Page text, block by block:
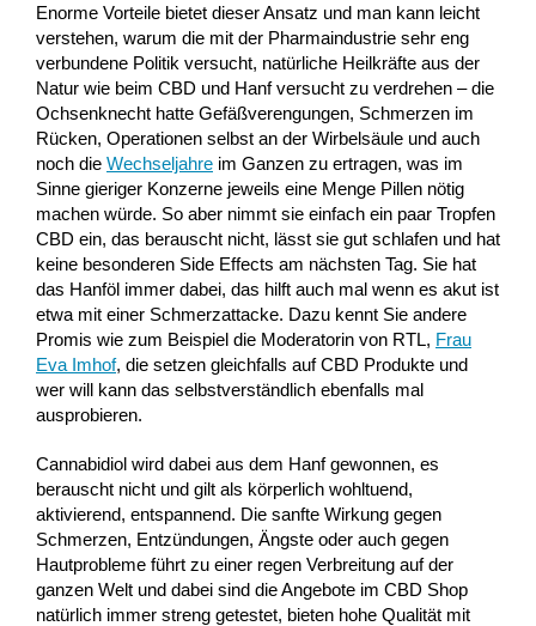
Enorme Vorteile bietet dieser Ansatz und man kann leicht
verstehen, warum die mit der Pharmaindustrie sehr eng
verbundene Politik versucht, natürliche Heilkräfte aus der
Natur wie beim CBD und Hanf versucht zu verdrehen – die
Ochsenknecht hatte Gefäßverengungen, Schmerzen im
Rücken, Operationen selbst an der Wirbelsäule und auch
noch die Wechseljahre im Ganzen zu ertragen, was im
Sinne gieriger Konzerne jeweils eine Menge Pillen nötig
machen würde. So aber nimmt sie einfach ein paar Tropfen
CBD ein, das berauscht nicht, lässt sie gut schlafen und hat
keine besonderen Side Effects am nächsten Tag. Sie hat
das Hanföl immer dabei, das hilft auch mal wenn es akut ist
etwa mit einer Schmerzattacke. Dazu kennt Sie andere
Promis wie zum Beispiel die Moderatorin von RTL, Frau
Eva Imhof, die setzen gleichfalls auf CBD Produkte und
wer will kann das selbstverständlich ebenfalls mal
ausprobieren.
Cannabidiol wird dabei aus dem Hanf gewonnen, es
berauscht nicht und gilt als körperlich wohltuend,
aktivierend, entspannend. Die sanfte Wirkung gegen
Schmerzen, Entzündungen, Ängste oder auch gegen
Hautprobleme führt zu einer regen Verbreitung auf der
ganzen Welt und dabei sind die Angebote im CBD Shop
natürlich immer streng getestet, bieten hohe Qualität mit